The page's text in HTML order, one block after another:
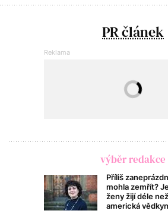
PR článek
výběr redakce
Příliš
mohla zemřít?
ženy žijí déle
americká